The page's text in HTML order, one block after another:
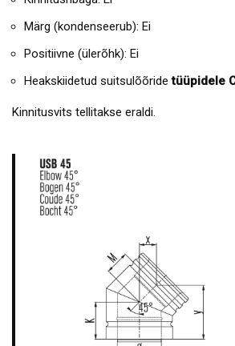
Märg (kondenseerub): Ei
Positiivne (ülerõhk): Ei
Heakskiidetud suitsulõõridetüüpidele
Kinnitusvits tellitakse eraldi.